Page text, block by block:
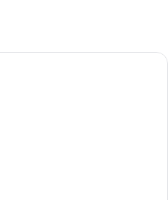
Kaliteli yatak takımı, minibar, odada